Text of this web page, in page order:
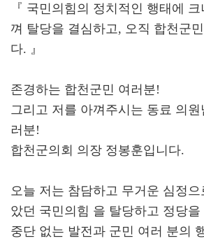
『 국민의힘의 정치적인 행태에
껴 탈당을 결심하고, 오직 합천군
다. 』
존경하는 합천군민 여러분!
그리고 저를 아껴주시는 동료 의
러분!
합천군의회 의장 정봉훈입니다.
오늘 저는 참담하고 무거운 심정
았던 국민의힘 을 탈당하고 정당을
중단 없는 발전과 군민 여러 분의